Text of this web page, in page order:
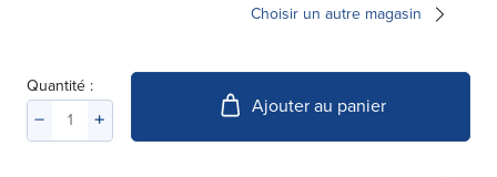
Choisir un autre magasin
Quantité :
Ajouter au panier